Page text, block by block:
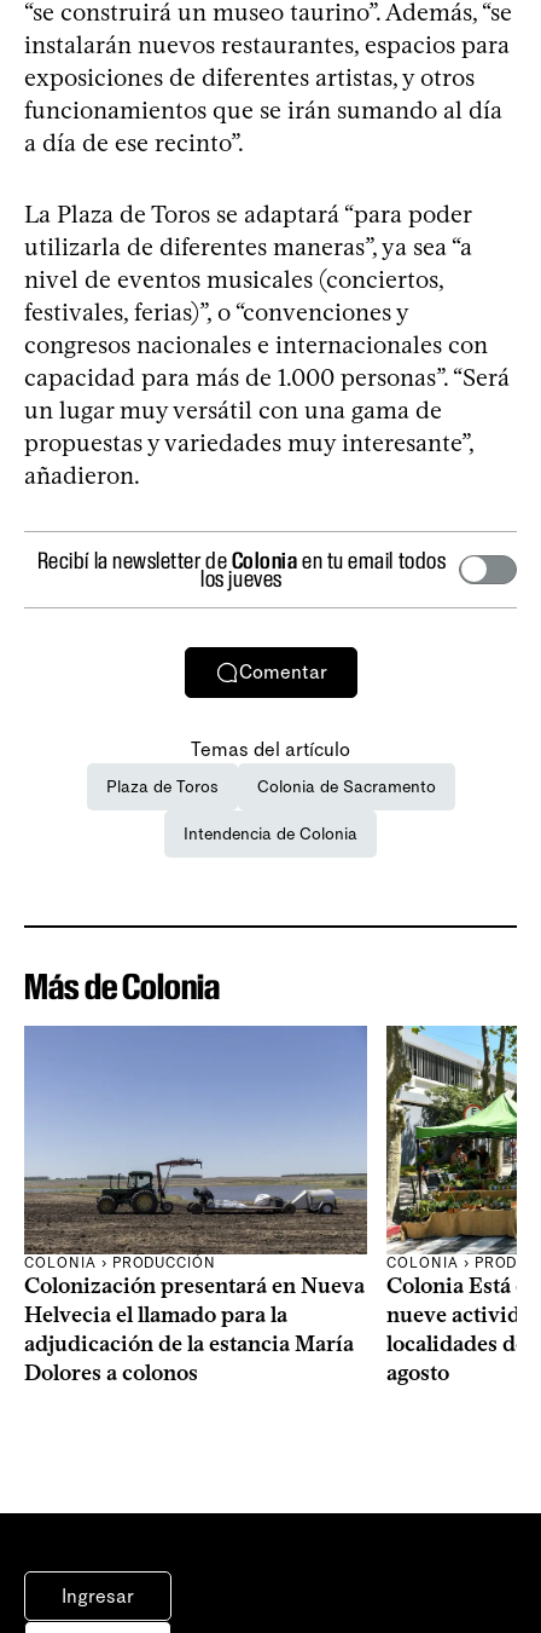
“se construirá un museo taurino”. Además, “se
instalarán nuevos restaurantes, espacios para
exposiciones de diferentes artistas, y otros
funcionamientos que se irán sumando al día
a día de ese recinto”.
La Plaza de Toros se adaptará “para poder
utilizarla de diferentes maneras”, ya sea “a
nivel de eventos musicales (conciertos,
festivales, ferias)”, o “convenciones y
congresos nacionales e internacionales con
capacidad para más de 1.000 personas”. “Será
un lugar muy versátil con una gama de
propuestas y variedades muy interesante”,
añadieron.
Recibí la newsletter deColoniaen tu email todos
los jueves
Comentar
Temas del artículo
Plaza de Toros Colonia de Sacramento
Intendencia de Colonia
Más de Colonia
COLONIA › PRODUCCIÓN
Colonización presentará en Nueva
Helvecia el llamado para la
adjudicación de la estancia María
Dolores a colonos
COLONIA ›
Colonia Está
nueve
localidades del
agosto
Ingresar